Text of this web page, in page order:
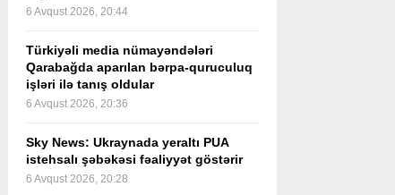
6 Avqust 2026, 20:44
Türkiyəli media nümayəndələri
Qarabağda aparılan bərpa-quruculuq
işləri ilə tanış oldular
6 Avqust 2026, 20:36
Sky News: Ukraynada yeraltı PUA
istehsalı şəbəkəsi fəaliyyət göstərir
6 Avqust 2026, 20:28